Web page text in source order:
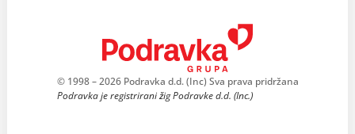
© 1998 – 2026 Podravka d.d. (Inc) Sva prava pridržana
Podravka je registrirani žig Podravke d.d. (Inc.)